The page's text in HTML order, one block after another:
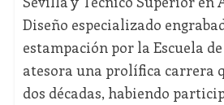
Diseño especializado
estampación por la Escuela
atesora una prolífica carrera
dos décadas, habiendo